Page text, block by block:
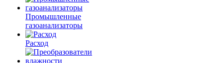
Промышленные
газоанализаторы
Расход